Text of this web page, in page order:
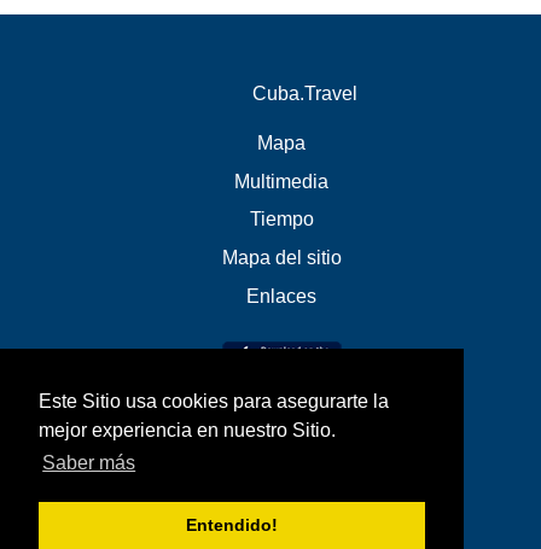
Este Sitio usa cookies para asegurarte la
mejor experiencia en nuestro Sitio.
Saber más
Entendido!
Cuba.Travel
Mapa
Multimedia
Tiempo
Mapa del sitio
Enlaces